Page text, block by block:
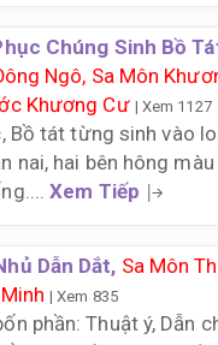
Chúng Sinh Bồ
Ngô, Sa Môn
Khương Cư | Xem 1127
Bồ tát từng sinh vào
nai, hai bên hông
Xem Tiếp
Dẫn Dắt, Sa Môn
| Xem 835
phần: Thuật ý, Dẫn